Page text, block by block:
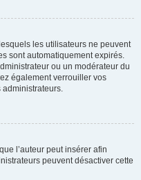
les utilisateurs ne peuvent
sont automatiquement expirés.
ou un modérateur du
également verrouiller vos
administrateurs.
l’auteur peut insérer afin
peuvent désactiver cette